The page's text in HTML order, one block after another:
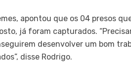
apontou que os 04 presos
já foram capturados.
desenvolver um bom
disse Rodrigo.